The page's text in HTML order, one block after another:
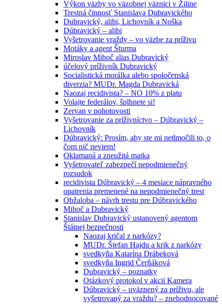
Výkon väzby vo väzobnej väznici v Žiline
Trestná činnosť Stanislava Dubravického
Dubravický, alibi, Lichovník a Noška
Dúbravický – alibi
Vyšetrovanie vraždy – vo väzbe za príživu
Motáky a agent Šturma
Miroslav Mihoč alias Dubravický
účelový príživník Dubravický
Socialistická morálka alebo spoločenská
diverzia? MUDr. Magda Dubravická
Naozaj recidivista? – NO 10% z platu
Volajte federálov, šplhnete si!
Zervan v pohotovosti
Vyšetrovanie za príživníctvo – Dúbravický –
Lichovník
Dúbravický: Prosím, aby ste mi netlmočili to, o
čom nič neviem!
Oklamaná a zneužitá matka
Vyšetrovateľ zabezpečí nepodmienečný
rozsudok
recidivista Dúbravický – 4 mesiace nápravného
opatrenia premenené na nepodmienečný trest
Obžaloba – návrh trestu pre Dúbravického
Mihoč a Dubravický
Stanislav Dubravický ustanovený agentom
Štátnej bezpečnosti
Naozaj kričal z narkózy?
MUDr. Štefan Hajdu a krik z narkózy
svedkyňa Katarína Drábeková
svedkyňa Ingrid Čerňáková
Dubravický – poznatky
Otázkový protokol v akcii Kamera
Dúbravický – uväznený za príživu, ale
vyšetrovaný za vraždu? – znehodnocované